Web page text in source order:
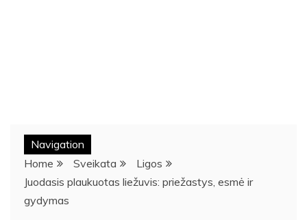
Navigation
Home
Sveikata
Ligos
Juodasis plaukuotas liežuvis: priežastys, esmė ir
gydymas